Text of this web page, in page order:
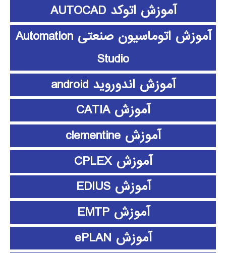
آموزش اتوکد AUTOCAD
آموزش اتوماسیون صنعتی Automation
Studio
آموزش اندوروید android
آموزش CATIA
آموزش clementine
آموزش CPLEX
آموزش EDIUS
آموزش EMTP
آموزش ePLAN